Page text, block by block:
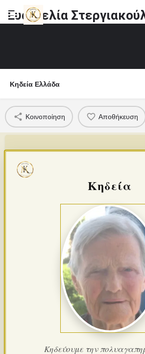
Ευαγγελία
Κηδεία Ελλάδα
Κοινοποίηση Αποθήκευση
Κηδεία
Κηδεύουμε την